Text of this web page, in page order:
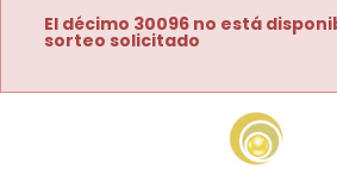
El décimo 30096 no está
sorteo solicitado